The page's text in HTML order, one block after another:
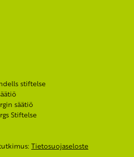
stiftelse
säätiö
Stiftelse
Tietosuojaseloste